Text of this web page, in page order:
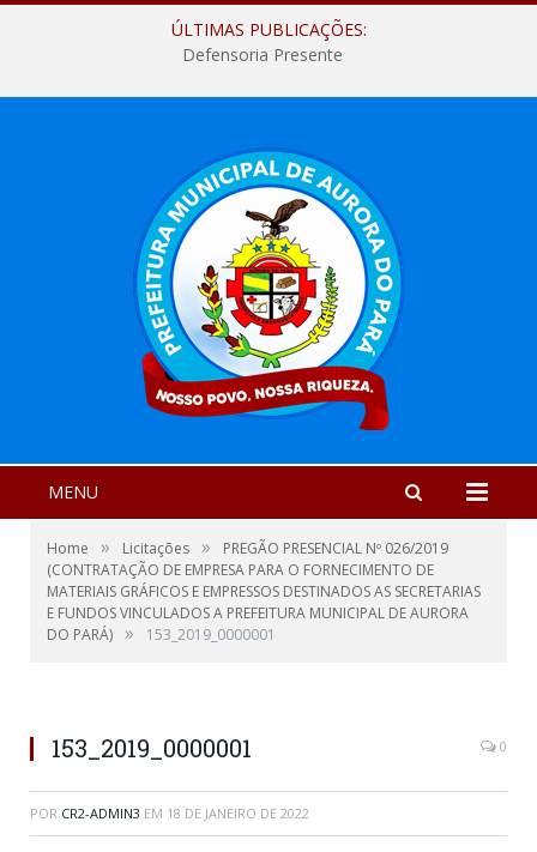
ÚLTIMAS PUBLICAÇÕES:
Defensoria Presente
MENU
Home » Licitações »
PREGÃO PRESENCIAL Nº 026/2019
(CONTRATAÇÃO DE EMPRESA PARA O FORNECIMENTO DE
MATERIAIS GRÁFICOS E EMPRESSOS DESTINADOS AS SECRETARIAS
E FUNDOS VINCULADOS A PREFEITURA MUNICIPAL DE AURORA
DO PARÁ) » 153_2019_0000001
153_2019_0000001 0
POR CR2-ADMIN3 EM 18 DE JANEIRO DE 2022